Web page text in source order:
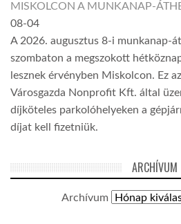
MISKOLCON A MUNKANAP-
08-04
A 2026. augusztus 8-i munkanap-
szombaton a megszokott
lesznek érvényben Miskolcon. Ez
Városgazda Nonprofit Kft. által
díjköteles parkolóhelyeken a
díjat kell fizetniük.
ARCHÍVUM
Archívum